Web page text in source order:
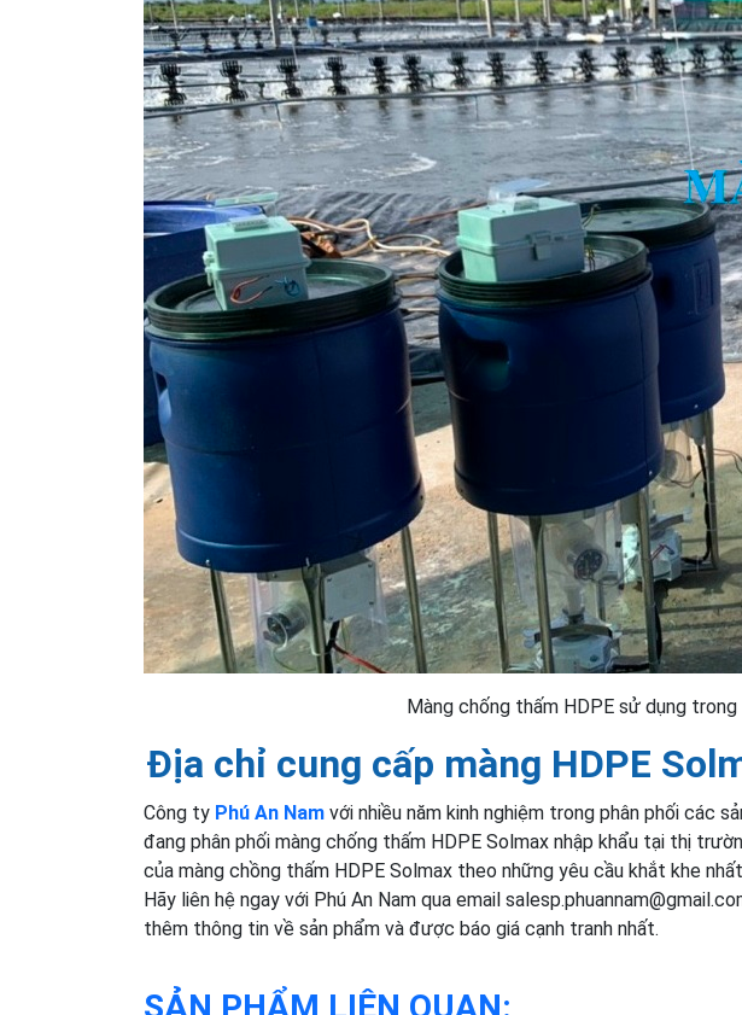
Màng chống thấm HDPE sử dụng
Địa chỉ cung cấp màng HDPE
Công ty Phú An Nam với nhiều năm kinh nghiệm trong phân phối các
đang phân phối màng chống thấm HDPE Solmax nhập khẩu tại thị
của màng chồng thấm HDPE Solmax theo những yêu cầu khắt khe
Hãy liên hệ ngay với Phú An Nam qua email
thêm thông tin về sản phẩm và được báo giá cạnh tranh nhất.